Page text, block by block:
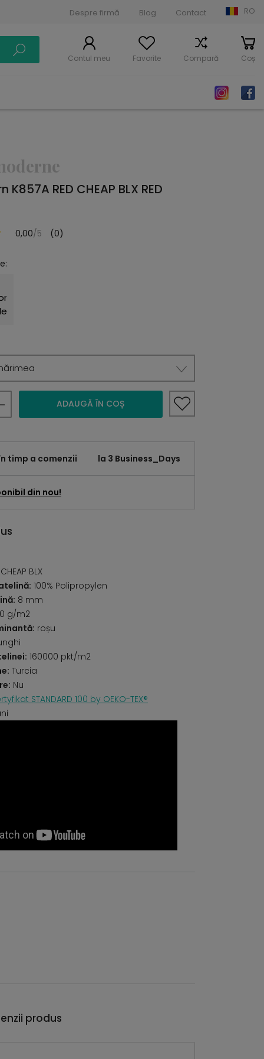
Despre firmă Blog Contact RO
Contul meu Favorite Compară Coș
RED CHEAP BLX RED
0,00/5 (0)
ADAUGĂ ÎN COȘ
timp a comenzii la 3 Business_Days
din nou!
BLX
100% Polipropylen
8 mm
g/m2
roșu
160000 pkt/m2
Turcia
Nu
STANDARD 100 by OEKO-TEX®
produs